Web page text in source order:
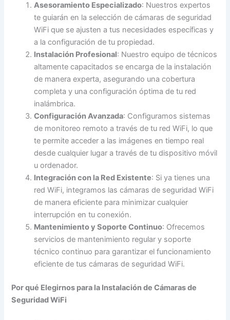
Asesoramiento Especializado: Nuestros expertos
te guiarán en la selección de cámaras de seguridad
WiFi que se ajusten a tus necesidades específicas y
a la configuración de tu propiedad.
Instalación Profesional: Nuestro equipo de técnicos
altamente capacitados se encarga de la instalación
de manera experta, asegurando una cobertura
completa y una configuración óptima de tu red
inalámbrica.
Configuración Avanzada: Configuramos sistemas
de monitoreo remoto a través de tu red WiFi, lo que
te permite acceder a las imágenes en tiempo real
desde cualquier lugar a través de tu dispositivo móvil
u ordenador.
Integración con la Red Existente: Si ya tienes una
red WiFi, integramos las cámaras de seguridad WiFi
de manera eficiente para minimizar cualquier
interrupción en tu conexión.
Mantenimiento y Soporte Continuo: Ofrecemos
servicios de mantenimiento regular y soporte
técnico continuo para garantizar el funcionamiento
eficiente de tus cámaras de seguridad WiFi.
Por qué Elegirnos para la Instalación de Cámaras de
Seguridad WiFi